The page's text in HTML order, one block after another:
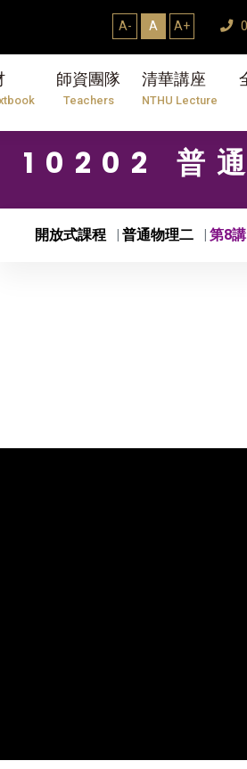
A- A A+
師資團隊
Teachers
清華講座
NTHU Lecture
10202 普
開放式課程 普通物理二 第8